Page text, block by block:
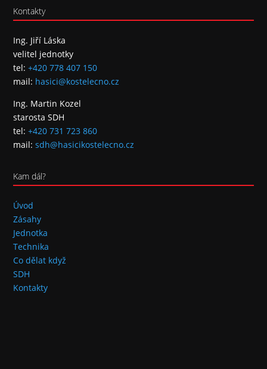
Kontakty
Ing. Jiří Láska
velitel jednotky
tel:+420 778 407 150
mail: hasici@kostelecno.cz
Ing. Martin Kozel
starosta SDH
tel:+420 731 723 860
mail:sdh@hasicikostelecno.cz
Kam dál?
Úvod
Zásahy
Jednotka
Technika
Co dělat když
SDH
Kontakty